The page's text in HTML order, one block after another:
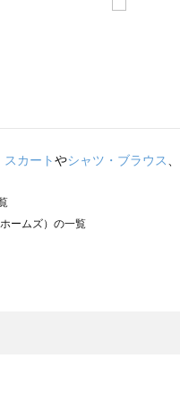
スカートやシャツ・ブラウス、
ームズ）の一覧
マンサモスモス）の一覧
ーゴム）の一覧